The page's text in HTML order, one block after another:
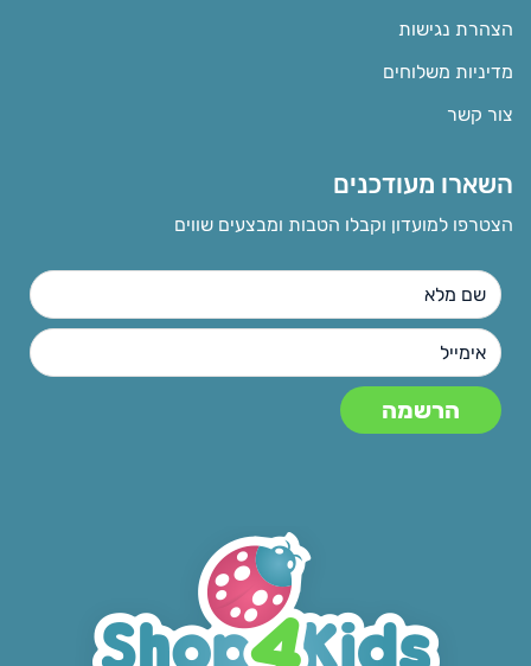
הצהרת נגישות
מדיניות משלוחים
צור קשר
השארו מעודכנים
הצטרפו למועדון וקבלו הטבות ומבצעים שווים